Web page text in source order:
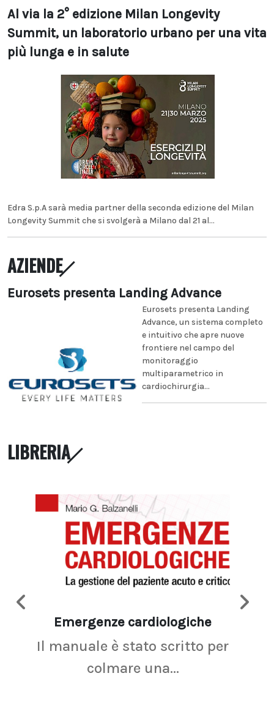
Al via la 2° edizione Milan Longevity
Summit, un laboratorio urbano per una vita
più lunga e in salute
Edra S.p.A sarà media partner della seconda edizione del Milan
Longevity Summit che si svolgerà a Milano dal 21 al...
AZIENDE
Eurosets presenta Landing Advance
Eurosets presenta Landing
Advance, un sistema completo
e intuitivo che apre nuove
frontiere nel campo del
monitoraggio
multiparametrico in
cardiochirurgia...
LIBRERIA
Emergenze cardiologiche
Il manuale è stato scritto per
colmare una...